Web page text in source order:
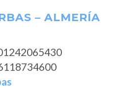
– ALMERÍA